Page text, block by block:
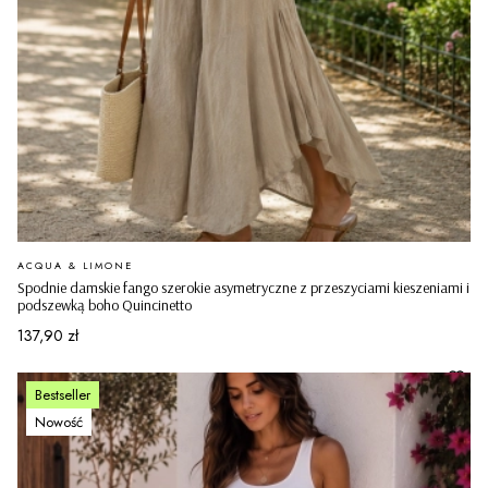
Spodnie damskie fango szerokie asymetryczne z przeszyciami kieszeniami i
podszewką boho Quincinetto
PRODUCENT
ACQUA & LIMONE
Cena
137,90 zł
Bestseller
Nowość